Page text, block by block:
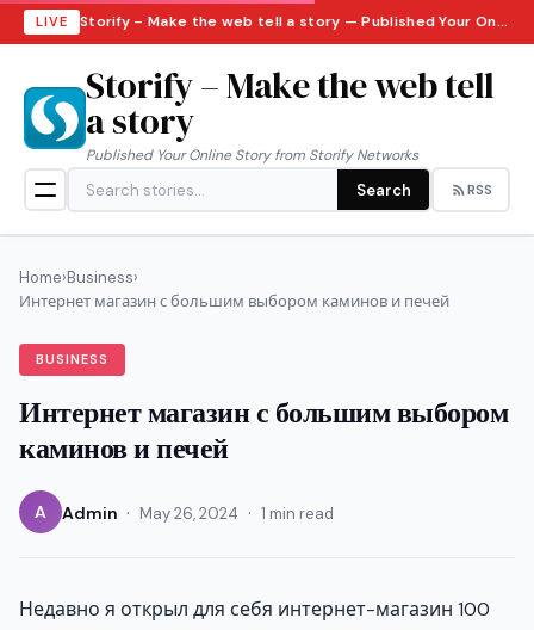
LIVE Storify – Make the web tell a story — Published Your Online Story from Storify Networks · Thursday, August 6, 2026
Storify – Make the web tell
a story
Published Your Online Story from Storify Networks
Search RSS
Home›Business›
Интернет магазин с большим выбором каминов и печей
BUSINESS
Интернет магазин с большим выбором
каминов и печей
A Admin · May 26, 2024 · 1 min read
Недавно я открыл для себя интернет-магазин 100